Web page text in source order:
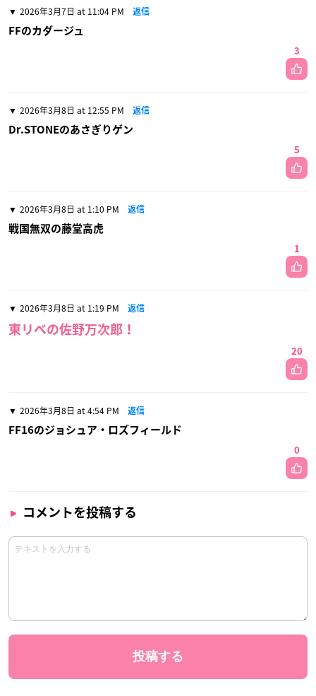
2026年3月7日 at 11:04 PM 返信
FFのカダージュ
3
2026年3月8日 at 12:55 PM 返信
Dr.STONEのあさぎりゲン
5
2026年3月8日 at 1:10 PM 返信
戦国無双の藤堂高虎
1
2026年3月8日 at 1:19 PM 返信
東リべの佐野万次郎！
20
2026年3月8日 at 4:54 PM 返信
FF16のジョシュア・ロズフィールド
0
コメントを投稿する